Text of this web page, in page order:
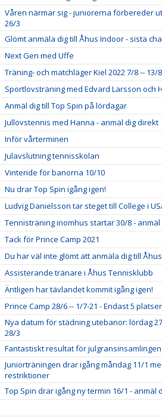
Våren närmar sig - juniorerna förbereder
26/3
Glömt anmäla dig till Åhus Indoor - sista
Next Gen med Uffe
Träning- och matchläger Kiel 2022 7/8 -- 13/8
Sportlovsträning med Edvard Larsson och
Anmäl dig till Top Spin på lördagar
Jullovstennis med Hanna - anmäl dig direkt
Inför vårterminen
Julavslutning tennisskolan
Vinteride för banorna 10/10
Nu drar Top Spin igång igen!
Ludvig Danielsson tar steget till College i
Tennisträning inomhus startar 30/8 - anmäl
Tack för Prince Camp 2021
Du har väl inte glömt att anmäla dig till
Assisterande tränare i Åhus Tennisklubb
Äntligen har tävlandet kommit igång igen!
Prince Camp 28/6 -- 1/7-21 - Endast 5
Nya datum för städning utebanor: lördag
28/3
Fantastiskt resultat för julgransinsamlingen
Juniorträningen drar igång måndag 11/1
restriktioner
Top Spin drar igång ny termin 16/1 - anmäl